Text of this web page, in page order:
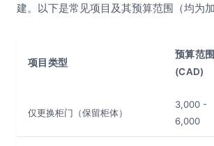
建。以下是常见项目及其预算范围（均为
项目类型
预算范围
(CAD)
仅更换柜门（保留柜体）
3,000 -
6,000